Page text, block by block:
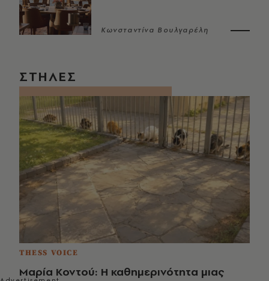
Κωνσταντίνα Βουλγαρέλη
ΣΤΗΛΕΣ
THESS VOICE
Μαρία Κοντού: Η καθημερινότητα μιας